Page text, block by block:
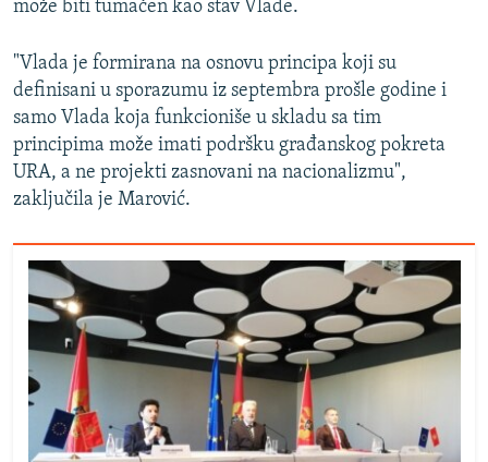
može biti tumačen kao stav Vlade.
"Vlada je formirana na osnovu principa koji su
definisani u sporazumu iz septembra prošle godine i
samo Vlada koja funkcioniše u skladu sa tim
principima može imati podršku građanskog pokreta
URA, a ne projekti zasnovani na nacionalizmu",
zaključila je Marović.